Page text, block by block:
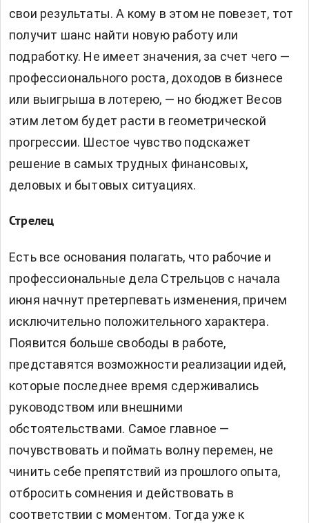
свои результаты. А кому в этом не повезет, тот
получит шанс найти новую работу или
подработку. Не имеет значения, за счет чего —
профессионального роста, доходов в бизнесе
или выигрыша в лотерею, — но бюджет Весов
этим летом будет расти в геометрической
прогрессии. Шестое чувство подскажет
решение в самых трудных финансовых,
деловых и бытовых ситуациях.
Стрелец
Есть все основания полагать, что рабочие и
профессиональные дела Стрельцов с начала
июня начнут претерпевать изменения, причем
исключительно положительного характера.
Появится больше свободы в работе,
представятся возможности реализации идей,
которые последнее время сдерживались
руководством или внешними
обстоятельствами. Самое главное —
почувствовать и поймать волну перемен, не
чинить себе препятствий из прошлого опыта,
отбросить сомнения и действовать в
соответствии с моментом. Тогда уже к